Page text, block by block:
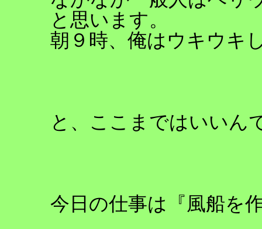
と思います。
朝９時、俺はウキウキ
と、ここまではいいん
今日の仕事は『風船を